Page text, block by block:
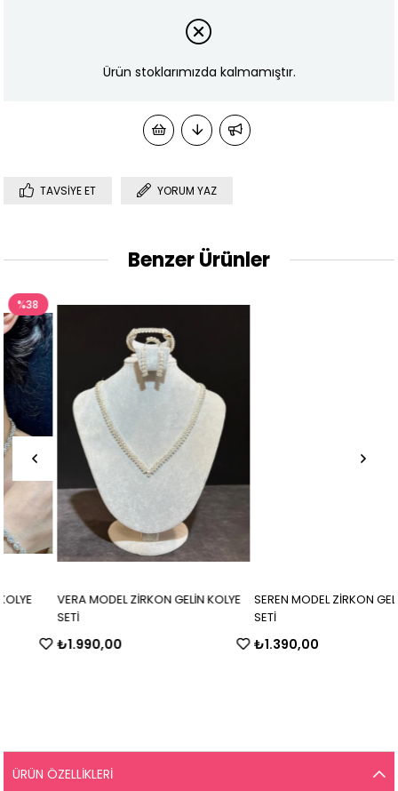
Ürün stoklarımızda kalmamıştır.
TAVSIYE ET YORUM YAZ
Benzer Ürünler
VERA MODEL ZİRKON GELİN KOLYE
₺1.990,00
SEREN MODEL ZİRKON GELİN KOLYE
₺1.390,00
ÜRÜN ÖZELLIKLERI